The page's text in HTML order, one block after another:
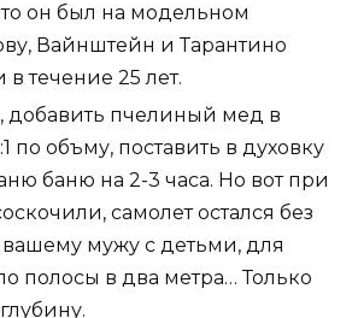
он был на модельном
Вайнштейн и Тарантино
течение 25 лет.
добавить пчелиный мед в
по объму, поставить в духовку
баню на 2-3 часа. Но вот при
самолет остался без
мужу с детьми, для
полосы в два метра… Только